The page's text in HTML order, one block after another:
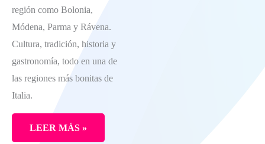
región como Bolonia,
Módena, Parma y Rávena.
Cultura, tradición, historia y
gastronomía, todo en una de
las regiones más bonitas de
Italia.
LEER MÁS »